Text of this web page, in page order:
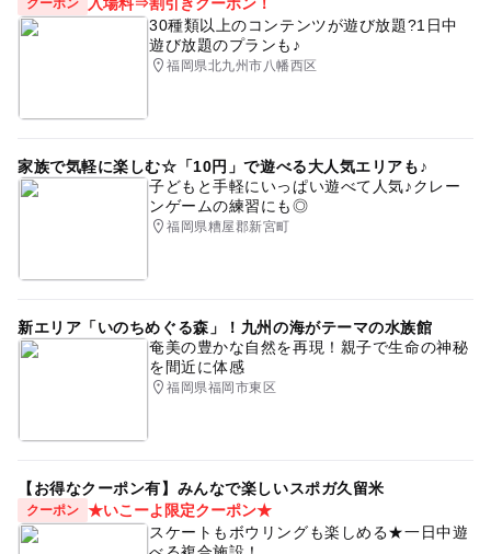
30種類以上のコンテンツが遊び放題?1日中
遊び放題のプランも♪
福岡県北九州市八幡西区
家族で気軽に楽しむ☆「10円」で遊べる大人気エリアも♪
子どもと手軽にいっぱい遊べて人気♪クレー
ンゲームの練習にも◎
福岡県糟屋郡新宮町
新エリア「いのちめぐる森」！九州の海がテーマの水族館
奄美の豊かな自然を再現！親子で生命の神秘
を間近に体感
福岡県福岡市東区
【お得なクーポン有】みんなで楽しいスポガ久留米
クーポン ★いこーよ限定クーポン★
スケートもボウリングも楽しめる★一日中遊